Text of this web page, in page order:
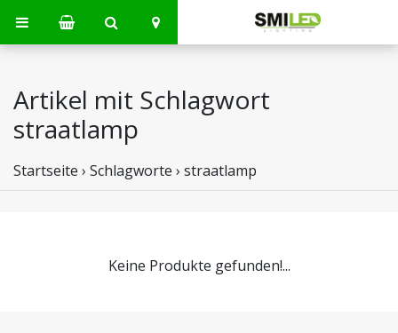
Artikel mit Schlagwort
straatlamp
Startseite › Schlagworte › straatlamp
Keine Produkte gefunden!...